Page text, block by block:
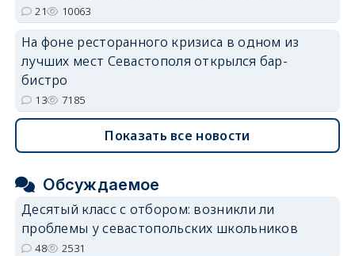
21 10063
На фоне ресторанного кризиса в одном из
лучших мест Севастополя открылся бар-
бистро
13 7185
Показать все новости
Обсуждаемое
Десятый класс с отбором: возникли ли
проблемы у севастопольских школьников
48 2531